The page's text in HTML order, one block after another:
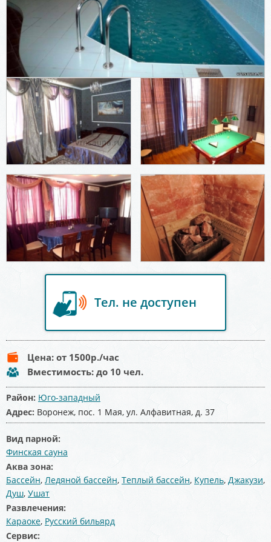
Тел. не доступен
Цена: от 1500р./час
Вместимость: до 10 чел.
Район: Юго-западный
Адрес: Воронеж, пос. 1 Мая, ул. Алфавитная, д. 37
Вид парной:
Финская сауна
Аква зона:
Бассейн, Ледяной бассейн, Теплый бассейн, Купель, Джакузи,
Душ, Ушат
Развлечения:
Караоке, Русский бильярд
Сервис: